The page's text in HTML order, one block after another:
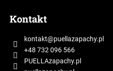
Kontakt
kontakt@puellazapachy.pl
+48 732 096 566
PUELLAzapachy.pl